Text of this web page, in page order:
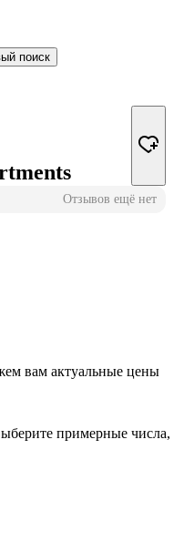
поиск
Отзывов ещё нет
вам актуальные цены
примерные числа,